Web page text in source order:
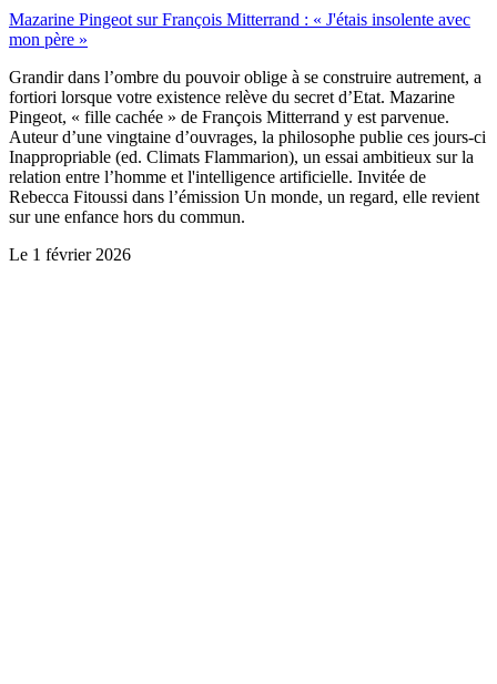
Mazarine Pingeot sur François Mitterrand : « J'étais insolente avec
mon père »
Grandir dans l’ombre du pouvoir oblige à se construire autrement, a
fortiori lorsque votre existence relève du secret d’Etat. Mazarine
Pingeot, « fille cachée » de François Mitterrand y est parvenue.
Auteur d’une vingtaine d’ouvrages, la philosophe publie ces jours-ci
Inappropriable (ed. Climats Flammarion), un essai ambitieux sur la
relation entre l’homme et l'intelligence artificielle. Invitée de
Rebecca Fitoussi dans l’émission Un monde, un regard, elle revient
sur une enfance hors du commun.
Le 1 février 2026